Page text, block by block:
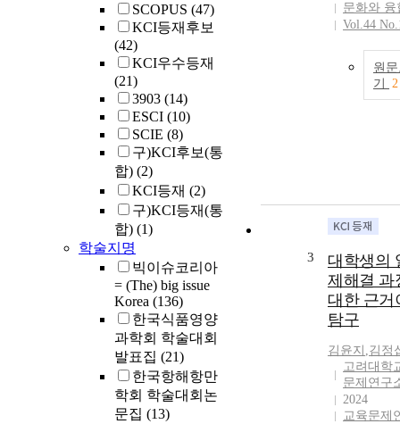
SCOPUS (47)
KCI등재후보
(42)
KCI우수등재
(21)
3903 (14)
ESCI (10)
SCIE (8)
구)KCI후보(통
합) (2)
KCI등재 (2)
구)KCI등재(통
합) (1)
학술지명
빅이슈코리아
= (The) big issue
Korea (136)
한국식품영양
과학회 학술대회
발표집 (21)
한국항해항만
학회 학술대회논
문집 (13)
문화와 융
Vol.44
원
기
2
3
대학생의
제해결 과
대한 근거
탐구
김윤지 ,김정
고려대학
문제연구
2024
교육문제